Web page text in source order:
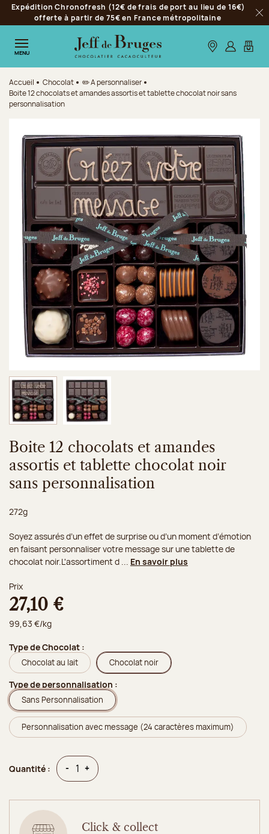
Aller à la navigation
Aller au contenu principal
Aller au pied de page
Expédition Chronofresh (12€ de frais de port au lieu de 16€)
offerte à partir de 75€ en France métropolitaine
MENU Nos boutiques
S’identifier
Mon
Accueil Chocolat
✏️ A personnaliser
Boite 12 chocolats et amandes assortis et tablette chocolat noir sans
personnalisation
Image 1 sur 2
Boite 12 chocolats et amandes
assortis et tablette chocolat noir
sans personnalisation
Poids net :
272g
Soyez assurés d’un effet de surprise ou d’un moment d’émotion
en faisant personnaliser votre message sur une tablette de
chocolat noir.L'assortiment d ... En savoir plus
Prix
27,10 €
99,63 €/kg
Type de Chocolat :
Chocolat au lait Chocolat noir
Type de personnalisation :
Sans Personnalisation
Personnalisation avec message (24 caractères maximum)
Quantité : - Quantité
+Quantité
Click & collect